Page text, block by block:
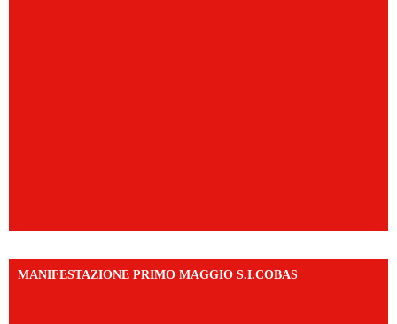
MANIFESTAZIONE PRIMO MAGGIO S.I.COBAS